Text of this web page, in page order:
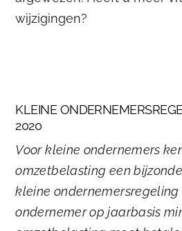
wijzigingen?
KLEINE
2020
Voor kleine ondernemers
omzetbelasting een
kleine ondernemersregeling
ondernemer op jaarbasis